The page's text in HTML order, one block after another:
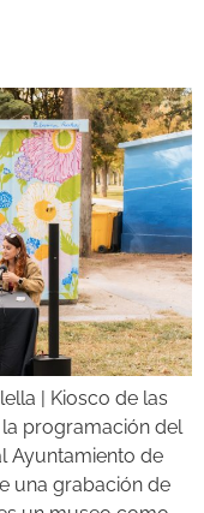
| Kiosco de las
programación del
Ayuntamiento de
una grabación de